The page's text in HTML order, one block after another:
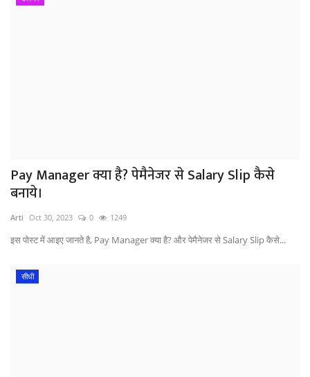
Pay Manager क्या है? पेमैनेजर से Salary Slip कैसे
बनाये।
Arti Oct 30, 2023 0 1249
इस पोस्ट में आइए जानते है, Pay Manager क्या है? और पेमैनेजर से Salary Slip कैसे...
सीधी